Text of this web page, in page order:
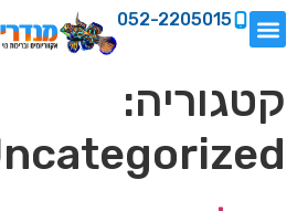
052-2205015
קטגוריה: